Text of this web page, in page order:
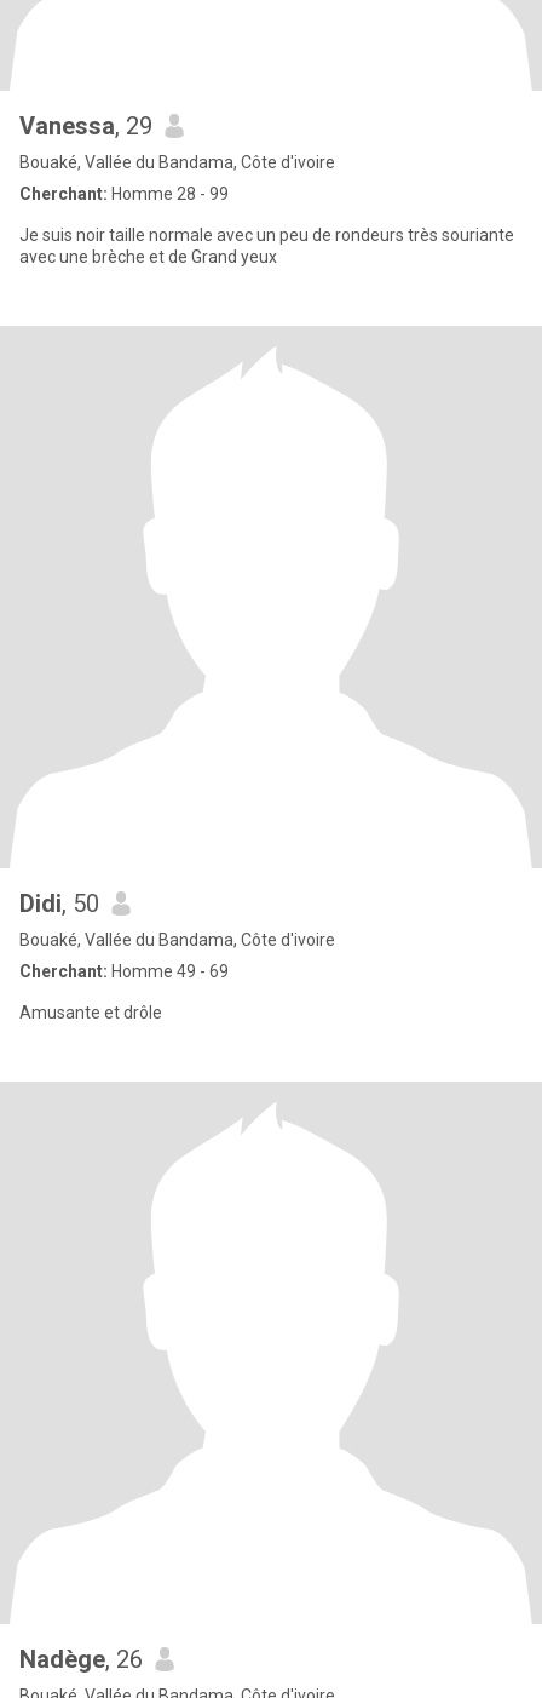
Vanessa, 29
Bouaké, Vallée du Bandama, Côte d'ivoire
Cherchant: Homme 28 - 99
Je suis noir taille normale avec un peu de rondeurs très souriante
avec une brèche et de Grand yeux
Didi, 50
Bouaké, Vallée du Bandama, Côte d'ivoire
Cherchant: Homme 49 - 69
Amusante et drôle
Nadège, 26